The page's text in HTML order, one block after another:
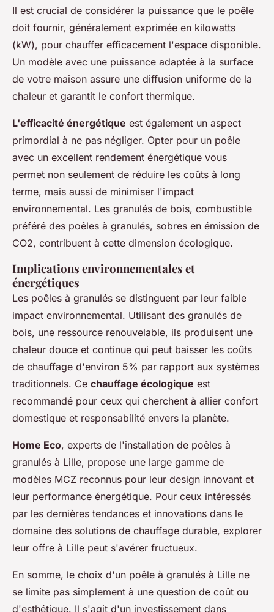
Il est crucial de considérer la puissance que le poêle
doit fournir, généralement exprimée en kilowatts
(kW), pour chauffer efficacement l'espace disponible.
Un modèle avec une puissance adaptée à la surface
de votre maison assure une diffusion uniforme de la
chaleur et garantit le confort thermique.
L'efficacité énergétique est également un aspect
primordial à ne pas négliger. Opter pour un poêle
avec un excellent rendement énergétique vous
permet non seulement de réduire les coûts à long
terme, mais aussi de minimiser l'impact
environnemental. Les granulés de bois, combustible
préféré des poêles à granulés, sobres en émission de
CO2, contribuent à cette dimension écologique.
Implications environnementales et
énergétiques
Les poêles à granulés se distinguent par leur faible
impact environnemental. Utilisant des granulés de
bois, une ressource renouvelable, ils produisent une
chaleur douce et continue qui peut baisser les coûts
de chauffage d'environ 5% par rapport aux systèmes
traditionnels. Ce chauffage écologique est
recommandé pour ceux qui cherchent à allier confort
domestique et responsabilité envers la planète.
Home Eco, experts de l'installation de poêles à
granulés à Lille, propose une large gamme de
modèles MCZ reconnus pour leur design innovant et
leur performance énergétique. Pour ceux intéressés
par les dernières tendances et innovations dans le
domaine des solutions de chauffage durable, explorer
leur offre à Lille peut s'avérer fructueux.
En somme, le choix d'un poêle à granulés à Lille ne
se limite pas simplement à une question de coût ou
d'esthétique. Il s'agit d'un investissement dans